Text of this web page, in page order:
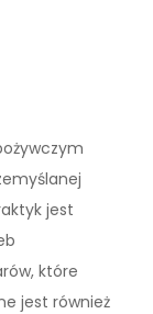
jest
które
jest również